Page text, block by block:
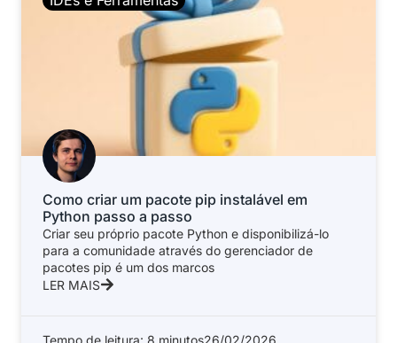
Como criar um pacote pip instalável em
Python passo a passo
Criar seu próprio pacote Python e disponibilizá-lo
para a comunidade através do gerenciador de
pacotes pip é um dos marcos
LER MAIS